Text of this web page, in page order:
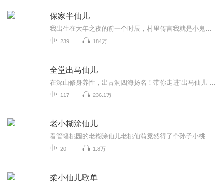
保家半仙儿
239 184万
全堂出马仙儿
117 236.1万
老小糊涂仙儿
20 1.8万
柔小仙儿歌单